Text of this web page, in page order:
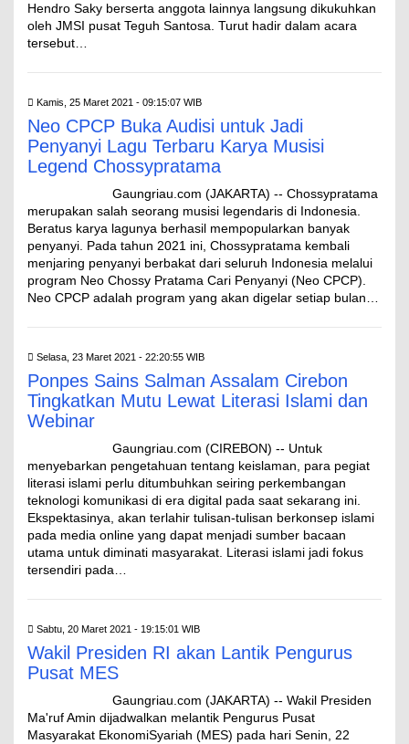
Hendro Saky berserta anggota lainnya langsung dikukuhkan
oleh JMSI pusat Teguh Santosa. Turut hadir dalam acara
tersebut…
Kamis, 25 Maret 2021 - 09:15:07 WIB
Neo CPCP Buka Audisi untuk Jadi
Penyanyi Lagu Terbaru Karya Musisi
Legend Chossypratama
Gaungriau.com (JAKARTA) -- Chossypratama
merupakan salah seorang musisi legendaris di Indonesia.
Beratus karya lagunya berhasil mempopularkan banyak
penyanyi. Pada tahun 2021 ini, Chossypratama kembali
menjaring penyanyi berbakat dari seluruh Indonesia melalui
program Neo Chossy Pratama Cari Penyanyi (Neo CPCP).
Neo CPCP adalah program yang akan digelar setiap bulan…
Selasa, 23 Maret 2021 - 22:20:55 WIB
Ponpes Sains Salman Assalam Cirebon
Tingkatkan Mutu Lewat Literasi Islami dan
Webinar
Gaungriau.com (CIREBON) -- Untuk
menyebarkan pengetahuan tentang keislaman, para pegiat
literasi islami perlu ditumbuhkan seiring perkembangan
teknologi komunikasi di era digital pada saat sekarang ini.
Ekspektasinya, akan terlahir tulisan-tulisan berkonsep islami
pada media online yang dapat menjadi sumber bacaan
utama untuk diminati masyarakat. Literasi islami jadi fokus
tersendiri pada…
Sabtu, 20 Maret 2021 - 19:15:01 WIB
Wakil Presiden RI akan Lantik Pengurus
Pusat MES
Gaungriau.com (JAKARTA) -- Wakil Presiden
Ma'ruf Amin dijadwalkan melantik Pengurus Pusat
Masyarakat EkonomiSyariah (MES) pada hari Senin, 22